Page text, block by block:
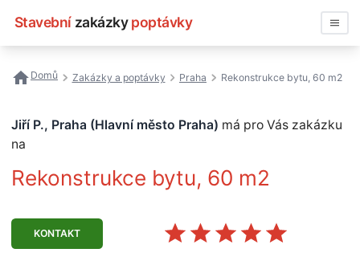
Stavební zakázky poptávky
Nejčastější vyhledávání
Registrace firmy
Domů Zakázky a poptávky Praha Rekonstrukce bytu, 60 m2
Jiří P., Praha (Hlavní město Praha) má pro Vás zakázku
na
Rekonstrukce bytu, 60 m2
KONTAKT